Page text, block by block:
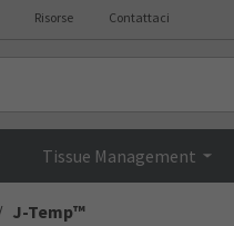
Risorse Contattaci
Tissue Management
J-Temp™